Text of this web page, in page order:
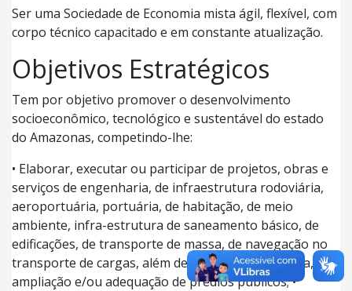
Ser uma Sociedade de Economia mista ágil, flexível, com
corpo técnico capacitado e em constante atualização.
Objetivos Estratégicos
Tem por objetivo promover o desenvolvimento
socioeconômico, tecnológico e sustentável do estado
do Amazonas, competindo-lhe:
• Elaborar, executar ou participar de projetos, obras e
serviços de engenharia, de infraestrutura rodoviária,
aeroportuária, portuária, de habitação, de meio
ambiente, infra-estrutura de saneamento básico, de
edificações, de transporte de massa, de navegação no
transporte de cargas, além de projetos de reforma,
ampliação e/ou adequação de prédios públicos; •